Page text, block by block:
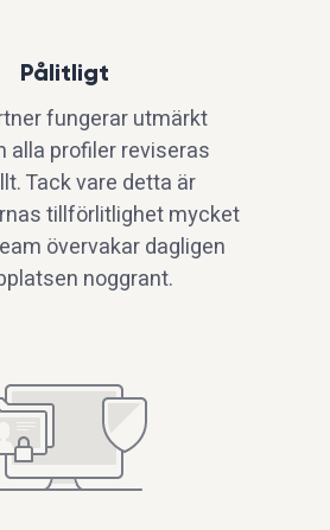
Pålitligt
fungerar utmärkt
alla profiler reviseras
Tack vare detta är
tillförlitlighet mycket
övervakar dagligen
noggrant.